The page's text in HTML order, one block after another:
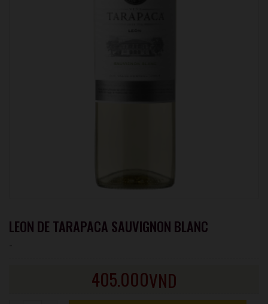
LEON DE TARAPACA SAUVIGNON BLANC
405.000VND